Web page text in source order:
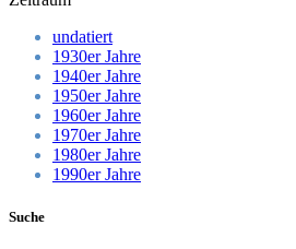
undatiert
1930er Jahre
1940er Jahre
1950er Jahre
1960er Jahre
1970er Jahre
1980er Jahre
1990er Jahre
Suche